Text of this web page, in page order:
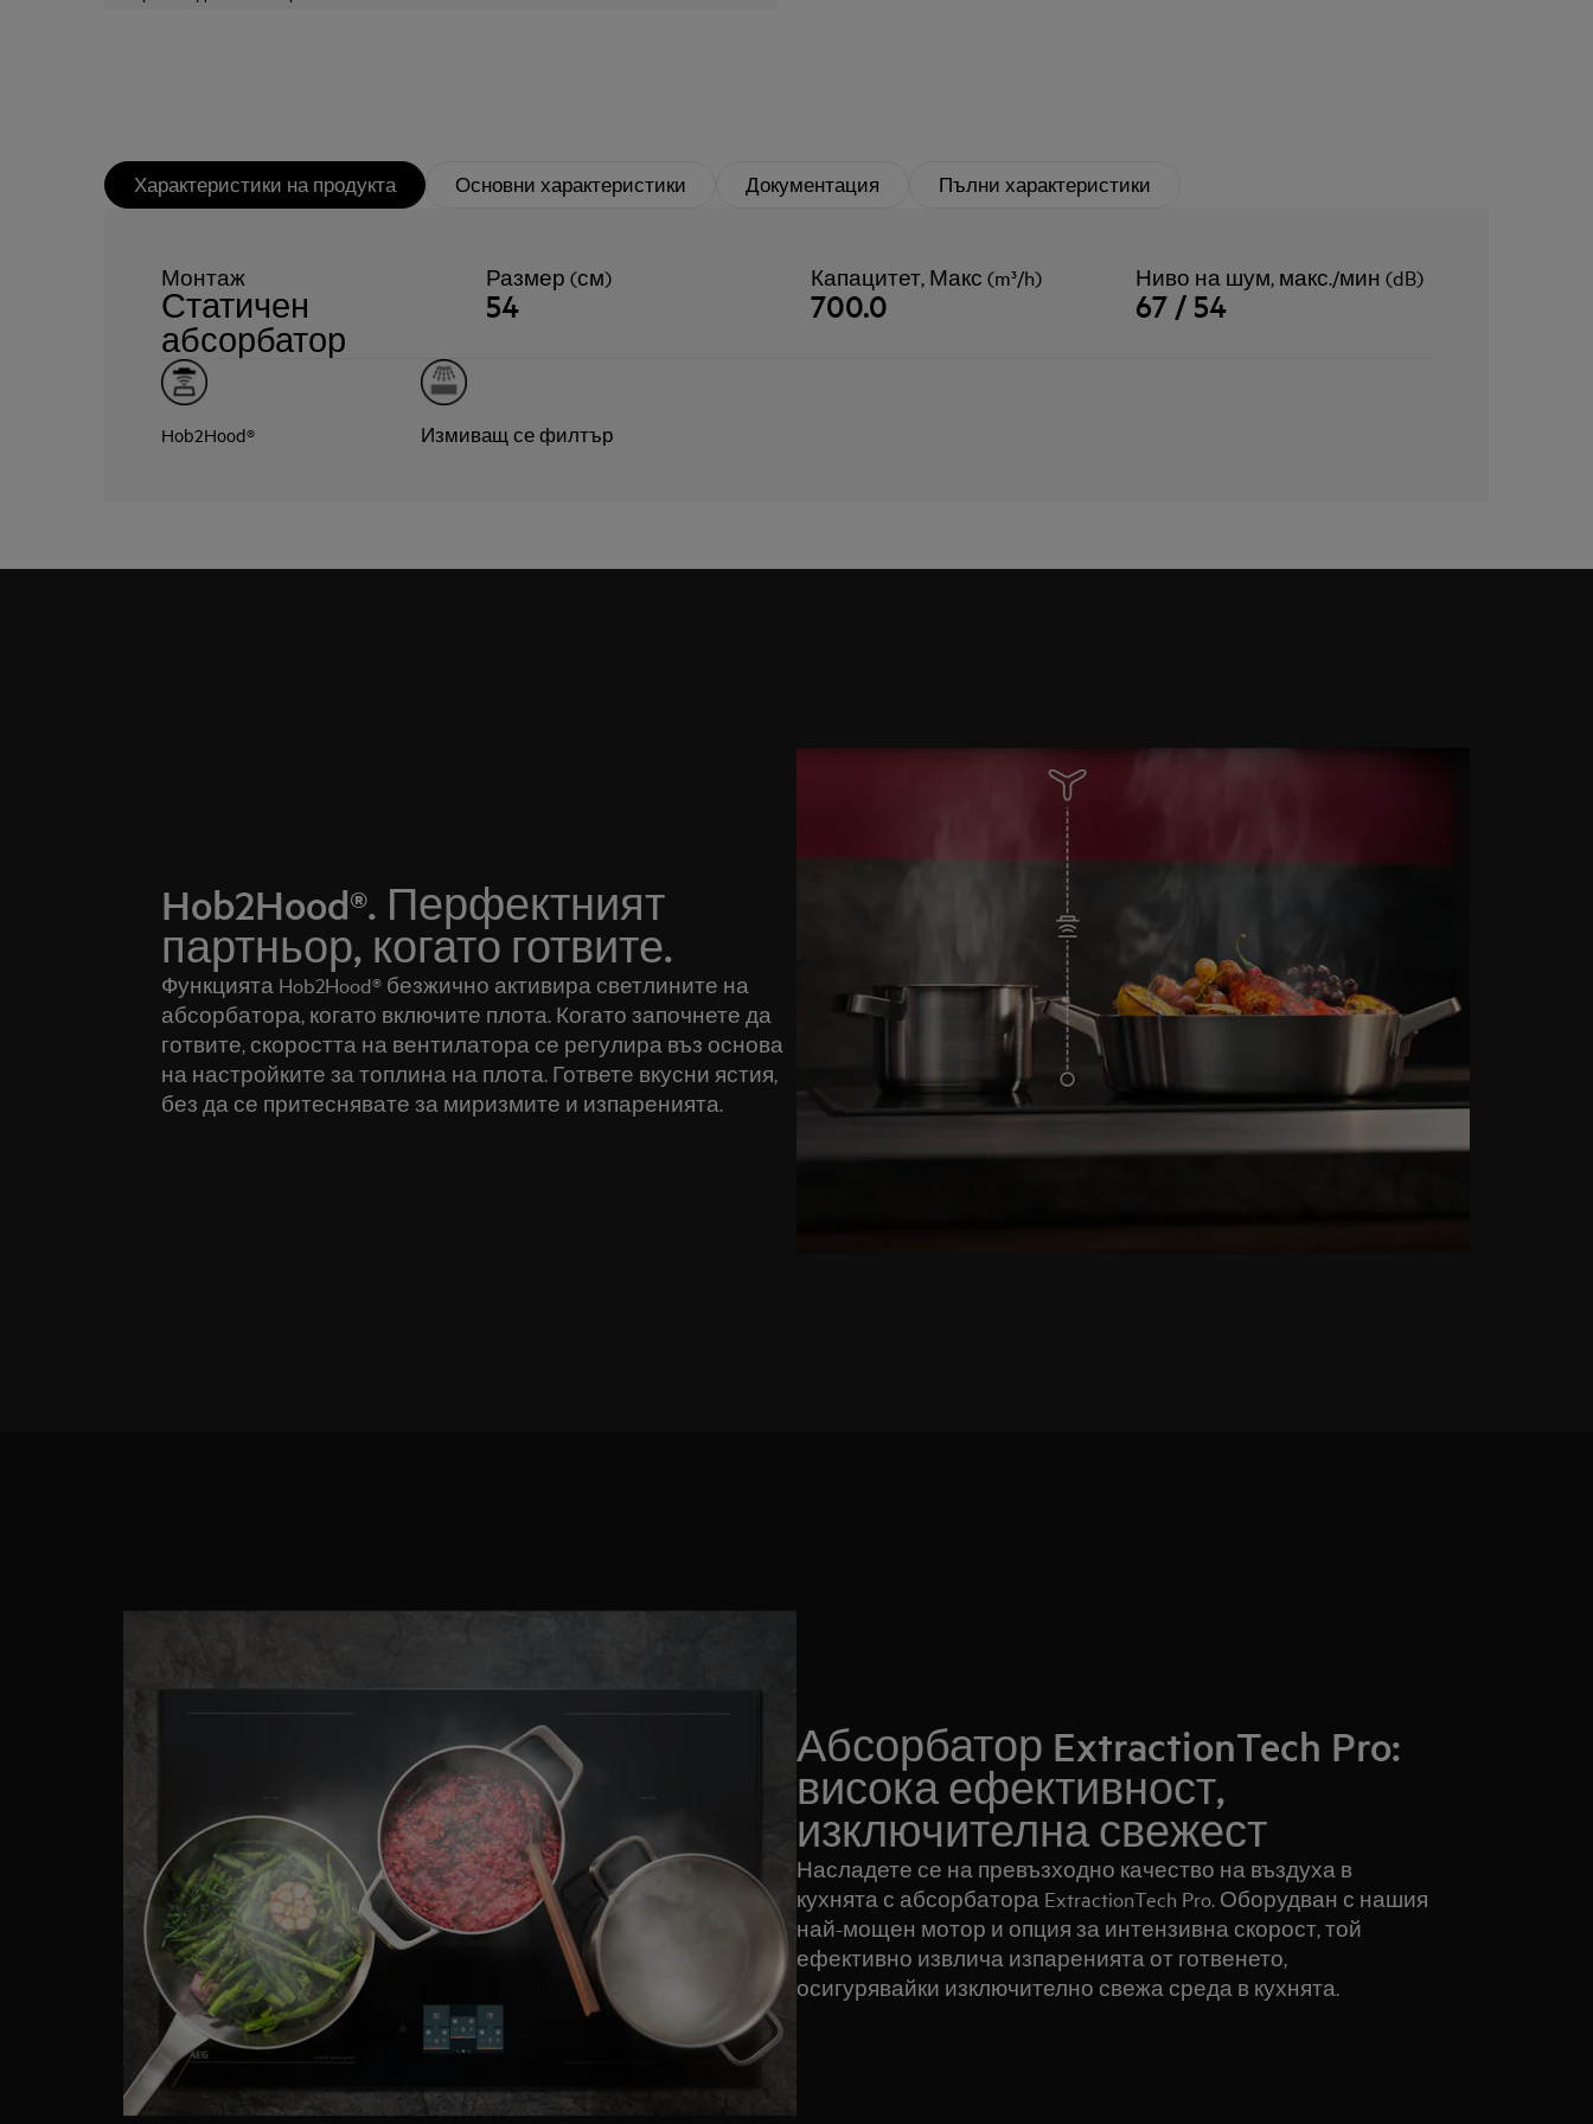
Характеристики на продукта Основни характеристики Документация Пълни характеристики
Монтаж
Статичен
абсорбатор
Размер (см)
54
Капацитет, Макс (m³/h)
700.0
Ниво на шум, макс./мин (dB)
67 / 54
Hob2Hood® Измиващ се филтър
Hob2Hood®. Перфектният
партньор, когато готвите.
Функцията Hob2Hood® безжично активира светлините на
абсорбатора, когато включите плота. Когато започнете да
готвите, скоростта на вентилатора се регулира въз основа
на настройките за топлина на плота. Гответе вкусни ястия,
без да се притеснявате за миризмите и изпаренията.
Абсорбатор ExtractionTech Pro:
висока ефективност,
изключителна свежест
Насладете се на превъзходно качество на въздуха в
кухнята с абсорбатора ExtractionTech Pro. Оборудван с нашия
най-мощен мотор и опция за интензивна скорост, той
ефективно извлича изпаренията от готвенето,
осигурявайки изключително свежа среда в кухнята.